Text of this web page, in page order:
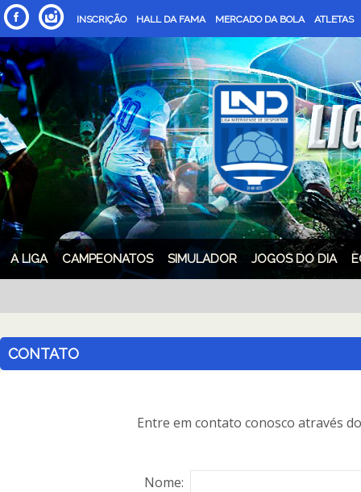
INSCRIÇÃO HALL DA FAMA MERCADO DA BOLA ATLETAS
A LIGA CAMPEONATOS SIMULADOR JOGOS DO DIA
CONTATO
Entre em contato conosco através
Nome: